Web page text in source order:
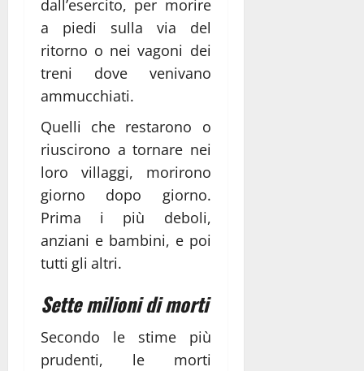
dall’esercito, per morire
a piedi sulla via del
ritorno o nei vagoni dei
treni dove venivano
ammucchiati.
Quelli che restarono o
riuscirono a tornare nei
loro villaggi, morirono
giorno dopo giorno.
Prima i più deboli,
anziani e bambini, e poi
tutti gli altri.
Sette milioni di morti
Secondo le stime più
prudenti, le morti